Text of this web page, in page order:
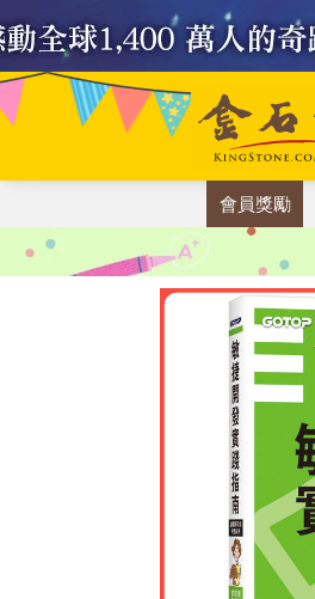
會員獎勵